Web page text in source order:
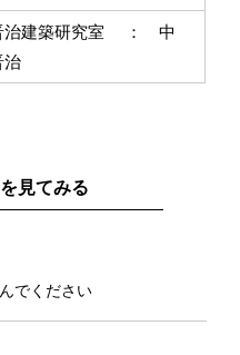
治建築研究室 ： 中
見てみる
でください